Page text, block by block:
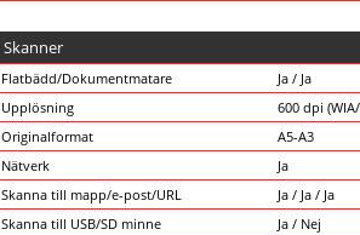
Skanner
Flatbädd/Dokumentmatare
Ja / Ja
Upplösning
600 dpi
Originalformat
A5-A3
Nätverk
Ja
Skanna till mapp/e-post/URL
Ja / Ja / Ja
Skanna till USB/SD minne
Ja / Nej